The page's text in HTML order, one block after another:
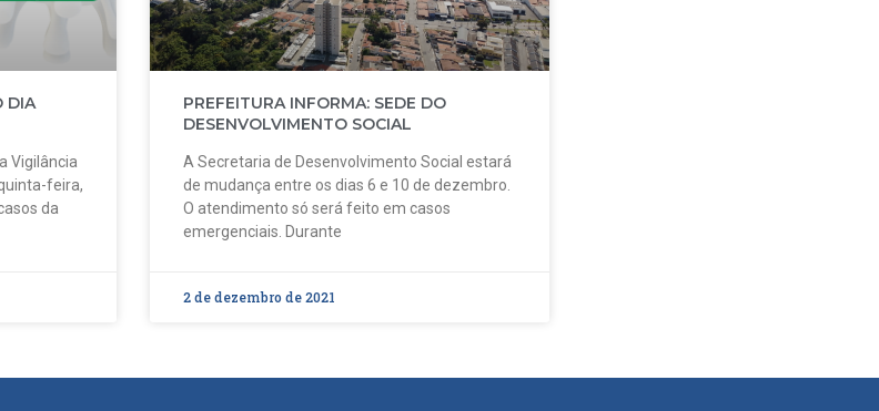
DIA
Vigilância
feira,
da
PREFEITURA INFORMA: SEDE DO
DESENVOLVIMENTO SOCIAL
A Secretaria de Desenvolvimento Social estará
de mudança entre os dias 6 e 10 de dezembro.
O atendimento só será feito em casos
emergenciais. Durante
2 de dezembro de 2021